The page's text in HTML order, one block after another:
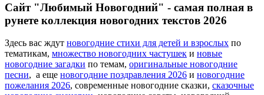
Сайт "Любимый Новогодний" - самая полная в
рунете коллекция новогодних текстов 2026
Здесь вас ждут новогодние стихи для детей и взрослых по
тематикам, множество новогодних частушек и новые
новогодние загадки по темам, оригинальные новогодние
песни, а еще новогодние поздравления 2026 и новогодние
пожелания 2026, современные новогодние сказки, сказочные